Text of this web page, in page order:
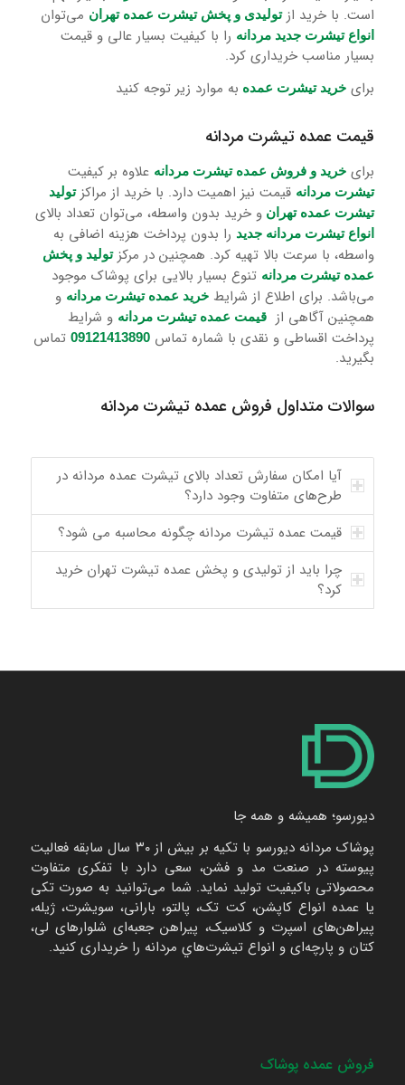
است. با خرید ازتولیدی و پخش تیشرت عمده تهران می‌توان
انواع تیشرت جدید مردانه را با کیفیت بسیار عالی و قیمت
بسیار مناسب خریداری کرد.
برای خرید تیشرت عمده به موارد زیر توجه کنید
قیمت عمده تیشرت مردانه
برای خرید و فروش عمده تیشرت مردانه علاوه بر کیفیت
تیشرت مردانه قیمت نیز اهمیت دارد. با خرید از مراکزتولید
تیشرت عمده تهران و خرید بدون واسطه، می‌توان تعداد بالای
انواع تیشرت مردانه جدید را بدون پرداخت هزینه اضافی به
واسطه، با سرعت بالا تهیه کرد. همچنین در مرکزتولید و پخش
عمده تیشرت مردانه تنوع بسیار بالایی برای پوشاک موجود
می‌باشد. برای اطلاع از شرایط خرید عمده تیشرت مردانه و
همچنین آگاهی از قیمت عمده تیشرت مردانه و شرایط
پرداخت اقساطی و نقدی با شماره تماس 09121413890تماس
بگیرید.
سوالات متداول فروش عمده تیشرت مردانه
آیا امکان سفارش تعداد بالای تیشرت عمده مردانه در
طرح‌های متفاوت وجود دارد؟
قیمت عمده تیشرت مردانه چگونه محاسبه می شود؟
چرا باید از تولیدی و پخش عمده تیشرت تهران خرید
کرد؟
دیورسو؛ همیشه و همه جا
پوشاک مردانه دیورسو با تکیه بر بیش از ۳۰ سال سابقه فعالیت
پیوسته در صنعت مد و فشن، سعی دارد با تفکری متفاوت
محصولاتی باکیفیت تولید نماید. شما می‌توانید به صورت تکی
یا عمده انواع کاپشن، کت تک، پالتو، بارانی، سویشرت، ژیله،
پیراهن‌های اسپرت و کلاسیک، پیراهن جعبه‌ای شلوارهای لی،
کتان و پارچه‌ای و انواع تیشرت‌هاي مردانه را خریداری کنید.
فروش عمده پوشاک